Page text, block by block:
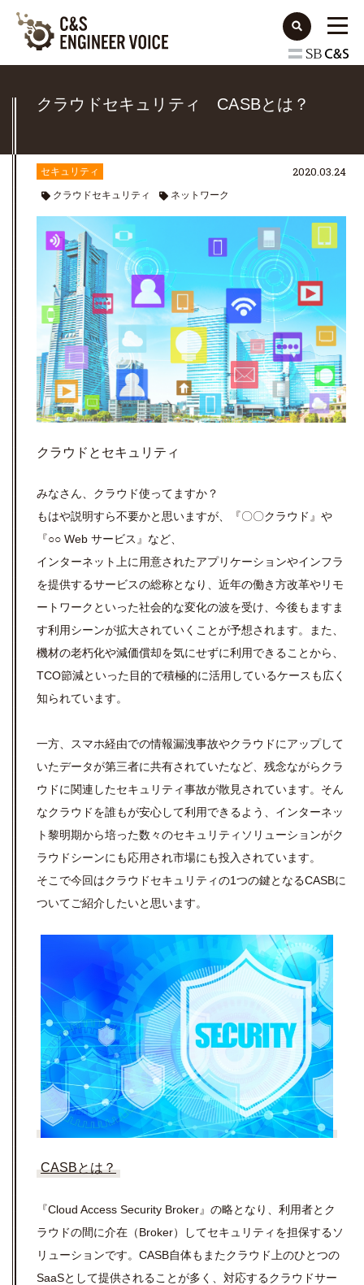
クラウドセキュリティ CASBとは？
セキュリティ
クラウドセキュリティ ネットワーク
2020.03.24
クラウドとセキュリティ
みなさん、クラウド使ってますか？
もはや説明すら不要かと思いますが、『〇〇クラウド』や
『○○ Web サービス』など、
インターネット上に用意されたアプリケーションやインフラ
を提供するサービスの総称となり、近年の働き方改革やリモ
ートワークといった社会的な変化の波を受け、今後もますま
す利用シーンが拡大されていくことが予想されます。また、
機材の老朽化や減価償却を気にせずに利用できることから、
TCO節減といった目的で積極的に活用しているケースも広く
知られています。
一方、スマホ経由での情報漏洩事故やクラウドにアップして
いたデータが第三者に共有されていたなど、残念ながらクラ
ウドに関連したセキュリティ事故が散見されています。そん
なクラウドを誰もが安心して利用できるよう、インターネッ
ト黎明期から培った数々のセキュリティソリューションがク
ラウドシーンにも応用され市場にも投入されています。
そこで今回はクラウドセキュリティの1つの鍵となるCASBに
ついてご紹介したいと思います。
CASBとは？
『Cloud Access Security Broker』の略となり、利用者とク
ラウドの間に介在（Broker）してセキュリティを担保するソ
リューションです。CASB自体もまたクラウド上のひとつの
SaaSとして提供されることが多く、対応するクラウドサー